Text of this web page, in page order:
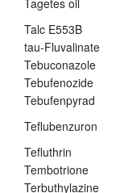
Tagetes oil
Talc E553B
tau-Fluvalinate
Tebuconazole
Tebufenozide
Tebufenpyrad
Teflubenzuron
Tefluthrin
Tembotrione
Terbuthylazine